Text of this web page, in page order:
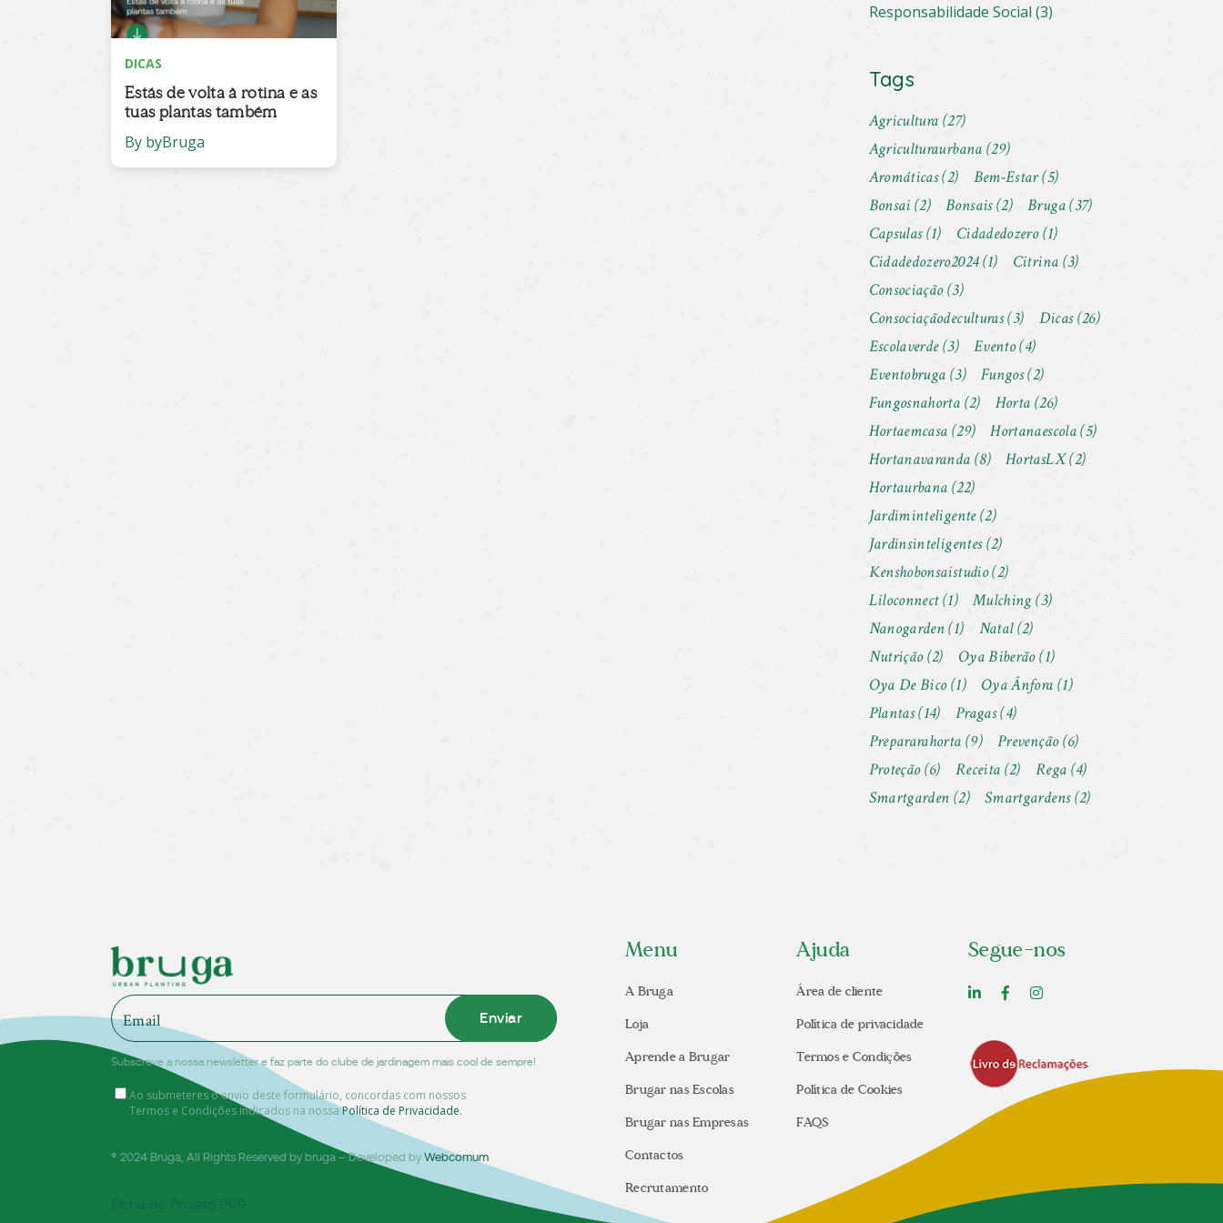
DICAS
Estás de volta à rotina e as
tuas plantas também
By byBruga
Responsabilidade Social (3)
Tags
Agricultura (27)
Agriculturaurbana (29)
Aromáticas(2) Bem-Estar(5)
Bonsai (2) Bonsais(2) Bruga(37)
Capsulas(1) Cidadedozero(1)
Cidadedozero2024(1) Citrina (3)
Consociação(3)
Consociaçãodeculturas(3) Dicas(26)
Escolaverde(3) Evento(4)
Eventobruga (3) Fungos(2)
Fungosnahorta (2) Horta (26)
Hortaemcasa (29) Hortanaescola(5)
Hortanavaranda (8) HortasLX(2)
Hortaurbana (22)
Jardiminteligente(2)
Jardinsinteligentes(2)
Kenshobonsaistudio(2)
Liloconnect(1) Mulching(3)
Nanogarden(1) Natal(2)
Nutrição(2) Oya Biberão(1)
Oya De Bico(1) Oya Ânfora (1)
Plantas(14) Pragas(4)
Prepararahorta (9) Prevenção(6)
Proteção(6) Receita (2) Rega (4)
Smartgarden (2) Smartgardens(2)
Enviar
Subscreve a nossa newsletter e faz parte do clube de jardinagem mais cool de sempre!
Ao submeteres o envio deste formulário, concordas com nossos
Termos e Condições indicados na nossaPolítica de Privacidade.
® 2024 Bruga , All Rights Reserved by bruga – Developed by Webcomum
Menu
A Bruga
Loja
Aprende a Brugar
Brugar nas Escolas
Brugar nas Empresas
Contactos
Recrutamento
Ajuda
Área de cliente
Política de privacidade
Termos e Condições
Política de Cookies
FAQS
Segue-nos